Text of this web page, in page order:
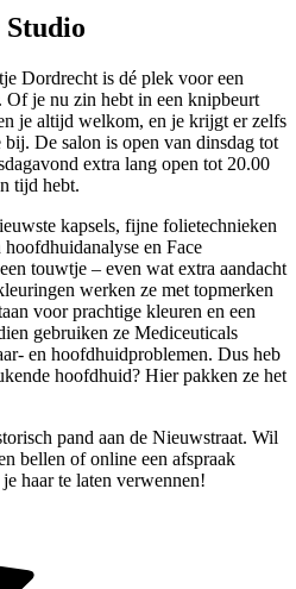
Dordrecht is dé plek voor een
Of je nu zin hebt in een knipbeurt
je altijd welkom, en je krijgt er zelfs
De salon is open van dinsdag tot
extra lang open tot 20.00
tijd hebt.
kapsels, fijne folietechnieken
en Face
touwtje – even wat extra aandacht
werken ze met topmerken
voor prachtige kleuren en een
gebruiken ze Mediceuticals
en hoofdhuidproblemen. Dus heb
hoofdhuid? Hier pakken ze het
pand aan de Nieuwstraat. Wil
bellen of online een afspraak
haar te laten verwennen!